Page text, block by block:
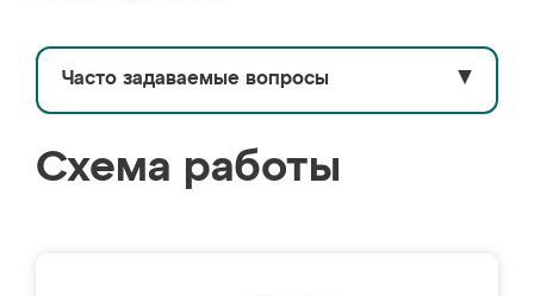
Часто задаваемые вопросы ▼
Схема работы